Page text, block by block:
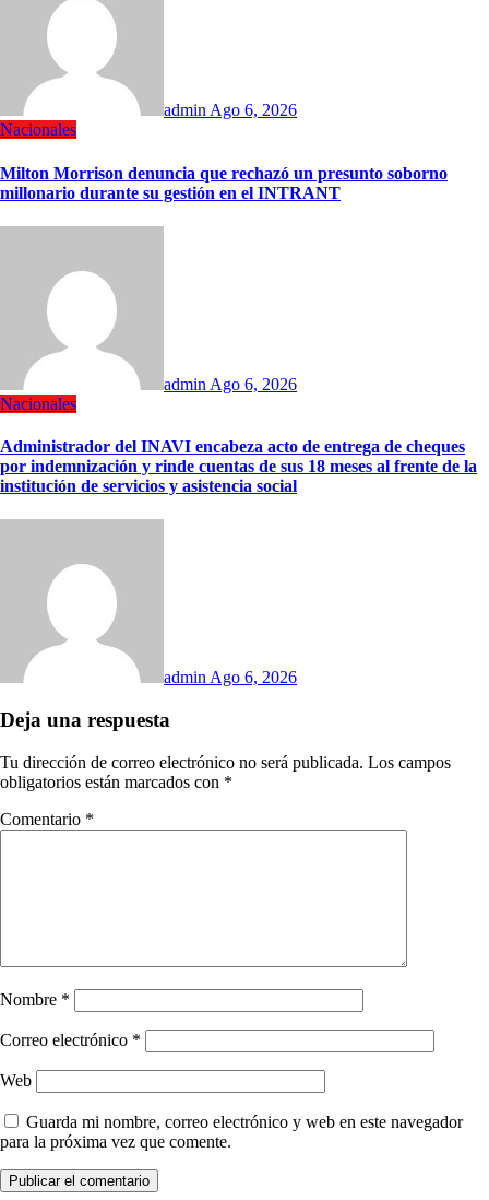
admin Ago 6, 2026
Nacionales
Milton Morrison denuncia que rechazó un presunto soborno
millonario durante su gestión en el INTRANT
admin Ago 6, 2026
Nacionales
Administrador del INAVI encabeza acto de entrega de cheques
por indemnización y rinde cuentas de sus 18 meses al frente de la
institución de servicios y asistencia social
admin Ago 6, 2026
Deja una respuesta
Tu dirección de correo electrónico no será publicada. Los campos
obligatorios están marcados con *
Comentario *
Nombre *
Correo electrónico *
Web
Guarda mi nombre, correo electrónico y web en este navegador
para la próxima vez que comente.